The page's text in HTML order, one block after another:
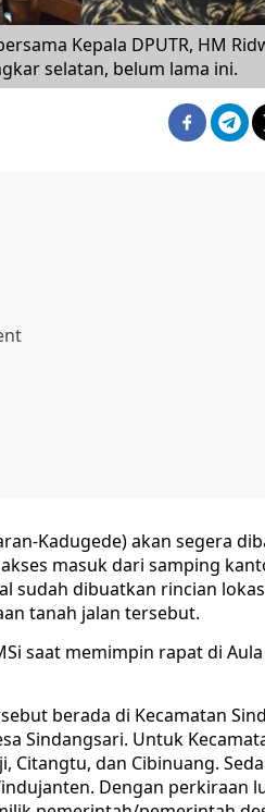
Kepala DPUTR, HM
selatan, belum lama ini.
Kadugede) akan segera
masuk dari samping
sudah dibuatkan rincian
tanah jalan tersebut.
saat memimpin rapat di Aula
berada di Kecamatan
Sindangsari. Untuk
Citangtu, dan Cibinuang.
Dengan perkiraan